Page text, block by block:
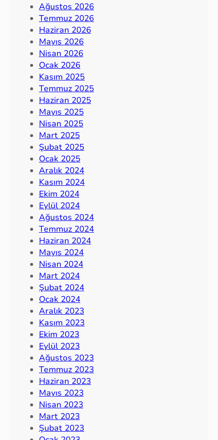
Ağustos 2026
Temmuz 2026
Haziran 2026
Mayıs 2026
Nisan 2026
Ocak 2026
Kasım 2025
Temmuz 2025
Haziran 2025
Mayıs 2025
Nisan 2025
Mart 2025
Şubat 2025
Ocak 2025
Aralık 2024
Kasım 2024
Ekim 2024
Eylül 2024
Ağustos 2024
Temmuz 2024
Haziran 2024
Mayıs 2024
Nisan 2024
Mart 2024
Şubat 2024
Ocak 2024
Aralık 2023
Kasım 2023
Ekim 2023
Eylül 2023
Ağustos 2023
Temmuz 2023
Haziran 2023
Mayıs 2023
Nisan 2023
Mart 2023
Şubat 2023